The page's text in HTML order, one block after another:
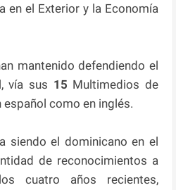
en el Exterior y la Economía
mantenido defendiendo el
vía sus 15 Multimedios de
como en inglés.
siendo el dominicano en el
de reconocimientos a
cuatro años recientes,